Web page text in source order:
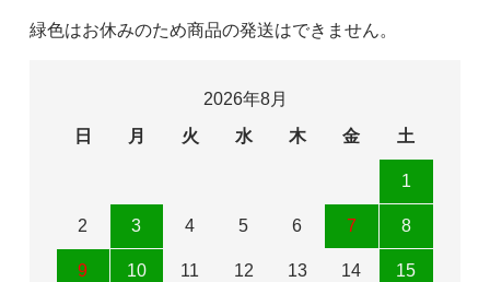
緑色はお休みのため商品の発送はできません。
2026年8月
日
月 火 水 木 金 土
1
2 3 4 5 6 7 8
9 10 11 12 13 14 15